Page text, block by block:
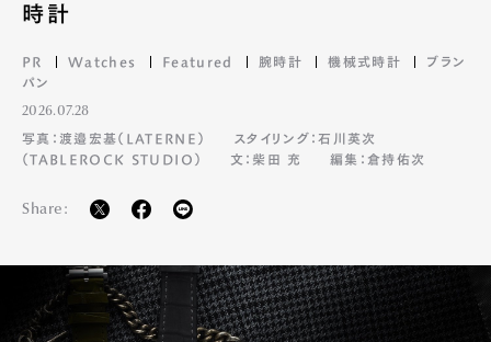
時計
PR Watches Featured 腕時計 機械式時計
ブラン
パン
2026.07.28
写真：渡邉宏基（LATERNE）
スタイリング：石川英次
（TABLEROCK STUDIO）
文：柴田 充 編集：倉持佑次
Share: